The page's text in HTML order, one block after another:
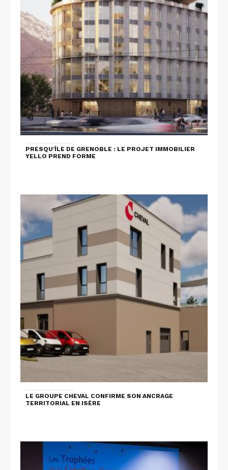
PRESQU'ÎLE DE GRENOBLE : LE PROJET IMMOBILIER
YELLO PREND FORME
LE GROUPE CHEVAL CONFIRME SON ANCRAGE
TERRITORIAL EN ISÈRE